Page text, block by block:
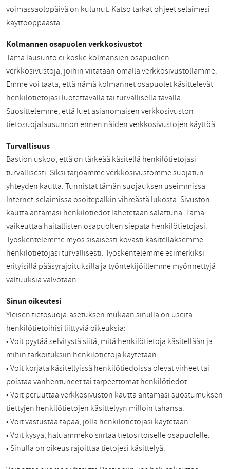
voimassaolopäivä on kulunut. Katso tarkat ohjeet selaimesi
käyttöoppaasta.
Kolmannen osapuolen verkkosivustot
Tämä lausunto ei koske kolmansien osapuolien
verkkosivustoja, joihin viitataan omalla verkkosivustollamme.
Emme voi taata, että nämä kolmannet osapuolet käsittelevät
henkilötietojasi luotettavalla tai turvallisella tavalla.
Suosittelemme, että luet asianomaisen verkkosivuston
tietosuojalausunnon ennen näiden verkkosivustojen käyttöä.
Turvallisuus
Bastion uskoo, että on tärkeää käsitellä henkilötietojasi
turvallisesti. Siksi tarjoamme verkkosivustomme suojatun
yhteyden kautta. Tunnistat tämän suojauksen useimmissa
Internet-selaimissa osoitepalkin vihreästä lukosta. Sivuston
kautta antamasi henkilötiedot lähetetään salattuna. Tämä
vaikeuttaa haitallisten osapuolten siepata henkilötietojasi.
Työskentelemme myös sisäisesti kovasti käsitelläksemme
henkilötietojasi turvallisesti. Työskentelemme esimerkiksi
erityisillä pääsyrajoituksilla ja työntekijöillemme myönnettyjä
valtuuksia valvotaan.
Sinun oikeutesi
Yleisen tietosuoja-asetuksen mukaan sinulla on useita
henkilötietoihisi liittyviä oikeuksia:
• Voit pyytää selvitystä siitä, mitä henkilötietoja käsitellään ja
mihin tarkoituksiin henkilötietoja käytetään.
• Voit korjata käsitellyissä henkilötiedoissa olevat virheet tai
poistaa vanhentuneet tai tarpeettomat henkilötiedot.
• Voit peruuttaa verkkosivuston kautta antamasi suostumuksen
tiettyjen henkilötietojen käsittelyyn milloin tahansa.
• Voit vastustaa tapaa, jolla henkilötietojasi käytetään.
• Voit kysyä, haluammeko siirtää tietosi toiselle osapuolelle.
• Sinulla on oikeus rajoittaa tietojesi käsittelyä.